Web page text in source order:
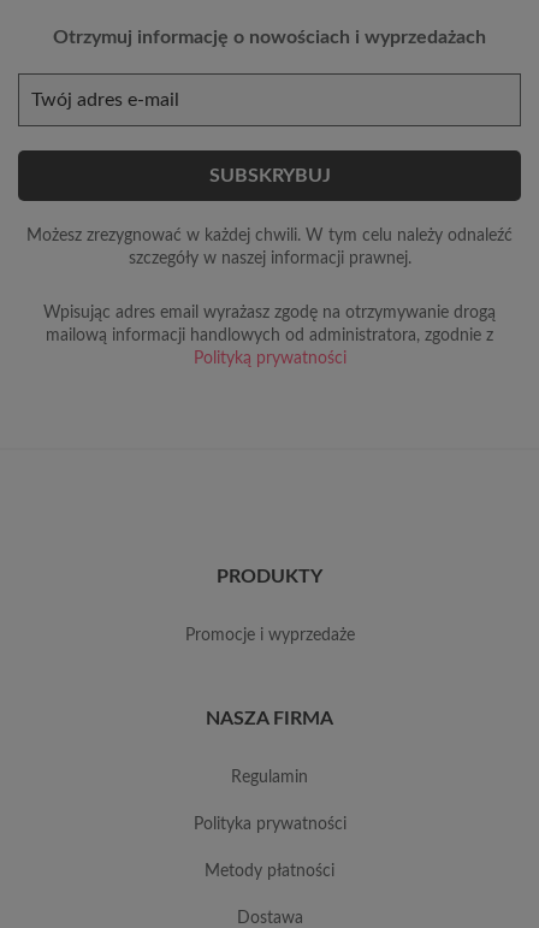
Otrzymuj informację o nowościach i wyprzedażach
Możesz zrezygnować w każdej chwili. W tym celu należy odnaleźć
szczegóły w naszej informacji prawnej.
Wpisując adres email wyrażasz zgodę na otrzymywanie drogą
mailową informacji handlowych od administratora, zgodnie z
Polityką prywatności
PRODUKTY
promocje i wyprzedaże
NASZA FIRMA
regulamin
polityka prywatności
metody płatności
dostawa